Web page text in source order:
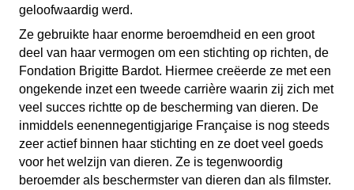
geloofwaardig werd.
Ze gebruikte haar enorme beroemdheid en een groot
deel van haar vermogen om een stichting op richten, de
Fondation Brigitte Bardot. Hiermee creëerde ze met een
ongekende inzet een tweede carrière waarin zij zich met
veel succes richtte op de bescherming van dieren. De
inmiddels eenennegentigjarige Française is nog steeds
zeer actief binnen haar stichting en ze doet veel goeds
voor het welzijn van dieren. Ze is tegenwoordig
beroemder als beschermster van dieren dan als filmster.